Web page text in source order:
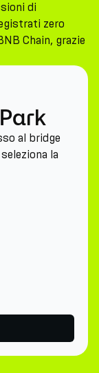
di
zero
Chain, grazie
al bridge
la